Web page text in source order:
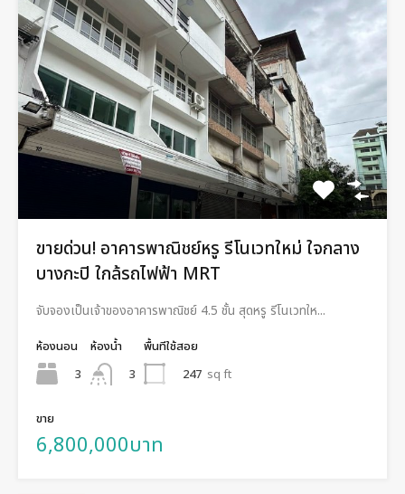
ขายด่วน! อาคารพาณิชย์หรู รีโนเวทใหม่ ใจกลาง
บางกะปิ ใกล้รถไฟฟ้า MRT
จับจองเป็นเจ้าของอาคารพาณิชย์ 4.5 ชั้น สุดหรู รีโนเวทให...
ห้องนอน
3
ห้องน้ำ
3
พื้นทีใช้สอย
247 sq ft
ขาย
6,800,000บาท